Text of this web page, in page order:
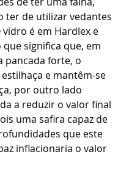
ter de utilizar vedantes
vidro é em Hardlex e
que significa que, em
pancada forte, o
e mantêm-se
por outro lado
a reduzir o valor final
uma safira capaz de
que este
inflacionaria o valor